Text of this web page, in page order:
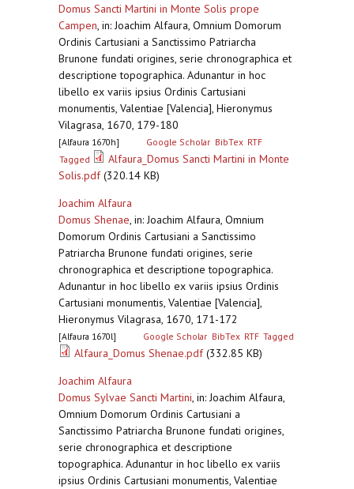
Domus Sancti Martini in Monte Solis prope
Campen, in: Joachim Alfaura, Omnium Domorum
Ordinis Cartusiani a Sanctissimo Patriarcha
Brunone fundati origines, serie chronographica et
descriptione topographica. Adunantur in hoc
libello ex variis ipsius Ordinis Cartusiani
monumentis, Valentiae [Valencia], Hieronymus
Vilagrasa, 1670, 179-180
[Alfaura 1670h] Google Scholar BibTex RTF
Tagged
Alfaura_Domus Sancti Martini in Monte
Solis.pdf(320.14 KB)
Joachim Alfaura
Domus Shenae, in: Joachim Alfaura, Omnium
Domorum Ordinis Cartusiani a Sanctissimo
Patriarcha Brunone fundati origines, serie
chronographica et descriptione topographica.
Adunantur in hoc libello ex variis ipsius Ordinis
Cartusiani monumentis, Valentiae [Valencia],
Hieronymus Vilagrasa, 1670, 171-172
[Alfaura 1670l] Google Scholar BibTex RTF Tagged
Alfaura_Domus Shenae.pdf(332.85 KB)
Joachim Alfaura
Domus Sylvae Sancti Martini, in: Joachim Alfaura,
Omnium Domorum Ordinis Cartusiani a
Sanctissimo Patriarcha Brunone fundati origines,
serie chronographica et descriptione
topographica. Adunantur in hoc libello ex variis
ipsius Ordinis Cartusiani monumentis, Valentiae